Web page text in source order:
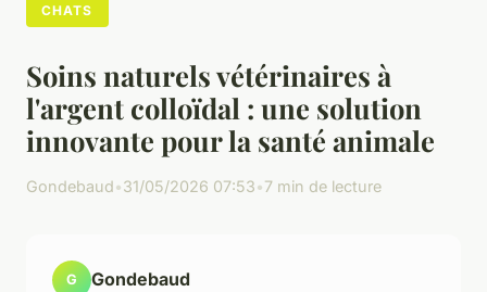
CHATS
Soins naturels vétérinaires à
l'argent colloïdal : une solution
innovante pour la santé animale
Gondebaud•31/05/2026 07:53•7 min de lecture
G Gondebaud